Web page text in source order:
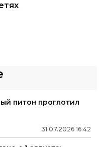
питон проглотил
31.07.2026 16:42